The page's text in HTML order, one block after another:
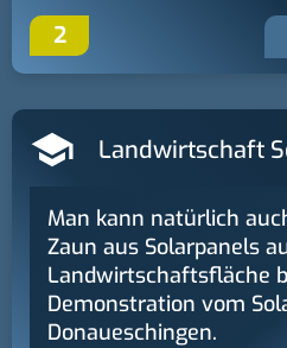
2
Landwirtschaft
Man kann natürlich
Zaun aus Solarpanels
Landwirtschaftsfläche
Demonstration vom
Donaueschingen.